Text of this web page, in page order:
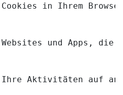
in Ihrem
und Apps, die
Aktivitäten auf